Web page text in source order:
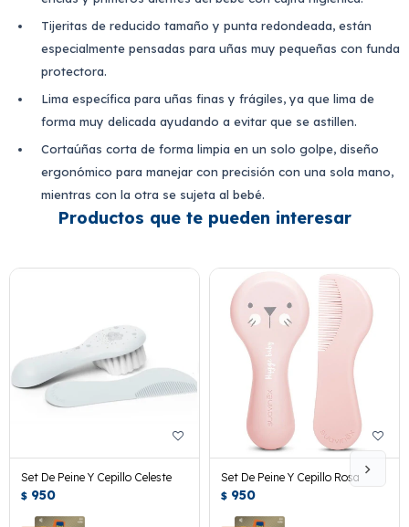
Tijeritas de reducido tamaño y punta redondeada, están
especialmente pensadas para uñas muy pequeñas con funda
protectora.
Lima específica para uñas finas y frágiles, ya que lima de
forma muy delicada ayudando a evitar que se astillen.
Cortaúñas corta de forma limpia en un solo golpe, diseño
ergonómico para manejar con precisión con una sola mano,
mientras con la otra se sujeta al bebé.
Productos que te pueden interesar
Set De Peine Y Cepillo Celeste
$ 950
Set De Peine Y Cepillo Rosa
$ 950